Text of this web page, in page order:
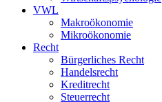
VWL
Makroökonomie
Mikroökonomie
Recht
Bürgerliches Recht
Handelsrecht
Kreditrecht
Steuerrecht